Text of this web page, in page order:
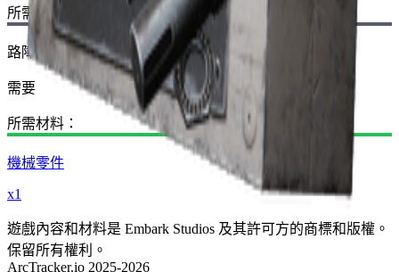
所需藍圖：
路障套組藍圖
需要
所需材料：
機械零件
x1
遊戲內容和材料是 Embark Studios 及其許可方的商標和版權。
保留所有權利。
ArcTracker.io 2025-2026